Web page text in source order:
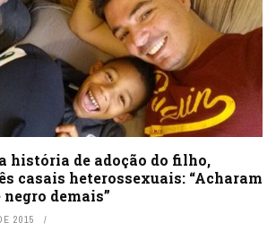
história de adoção do filho,
casais heterossexuais: “Acharam
demais”
2015